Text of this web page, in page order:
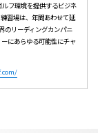
フ環境を提供するビジネ
習場は、年間あわせて延
のリーディングカンパニ
にあらゆる可能性にチャ